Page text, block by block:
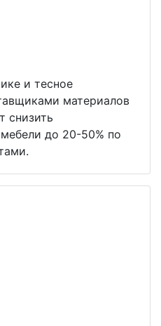
и тесное
материалов
снизить
до 20-50% по